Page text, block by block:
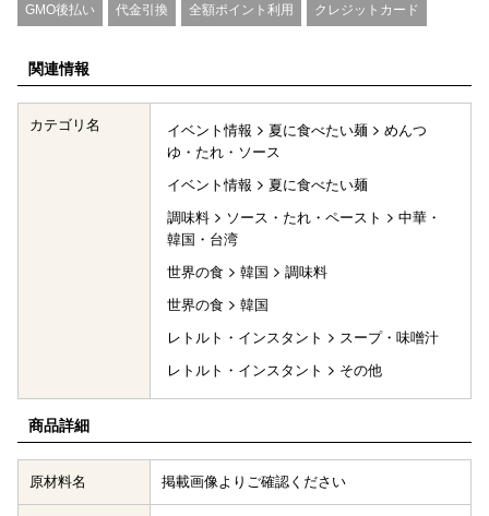
GMO後払い 代金引換 全額ポイント利用 クレジットカード
関連情報
カテゴリ名 イベント情報 夏に食べたい麺
めんつ
ゆ・たれ・ソース
イベント情報
夏に食べたい麺
調味料
ソース・たれ・ペースト
中華・
韓国・台湾
世界の食
韓国
調味料
世界の食
韓国
レトルト・インスタント
スープ・味噌汁
レトルト・インスタント
その他
商品詳細
原材料名 掲載画像よりご確認ください